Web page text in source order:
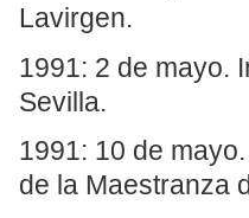
Lavirgen.
1991: 2 de mayo.
Sevilla.
1991: 10 de
de la Maestranza